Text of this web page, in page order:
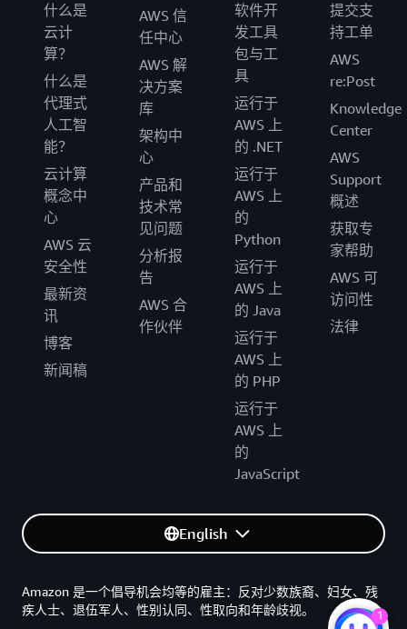
什么是
云计
算？
什么是
代理式
人工智
能？
云计算
概念中
心
AWS 云
安全性
最新资
讯
博客
新闻稿
AWS 信
任中心
AWS 解
决方案
库
架构中
心
产品和
技术常
见问题
分析报
告
AWS 合
作伙伴
软件开
发工具
包与工
具
运行于
AWS 上
的 .NET
运行于
AWS 上
的
Python
运行于
AWS 上
的 Java
运行于
AWS 上
的 PHP
运行于
AWS 上
的
JavaScript
提交支
持工单
AWS
re:Post
Knowledge
Center
AWS
Support
概述
获取专
家帮助
AWS 可
访问性
法律
English
Amazon 是一个倡导机会均等的雇主：反对少数族裔、妇女、残
疾人士、退伍军人、性别认同、性取向和年龄歧视。
1